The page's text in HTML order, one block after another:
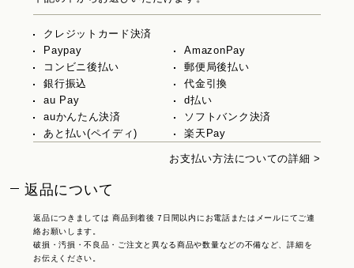
クレジットカード決済
Paypay
AmazonPay
コンビニ後払い
郵便局後払い
銀行振込
代金引換
au Pay
d払い
auかんたん決済
ソフトバンク決済
あと払い(ペイディ)
楽天Pay
お支払い方法についての詳細 >
返品について
返品につきましては 商品到着後 7日間以内にお電話またはメールにてご連
絡お願いします。
破損・汚損・不良品・ご注文と異なる商品や数量などの不備など、詳細を
お伝えください。